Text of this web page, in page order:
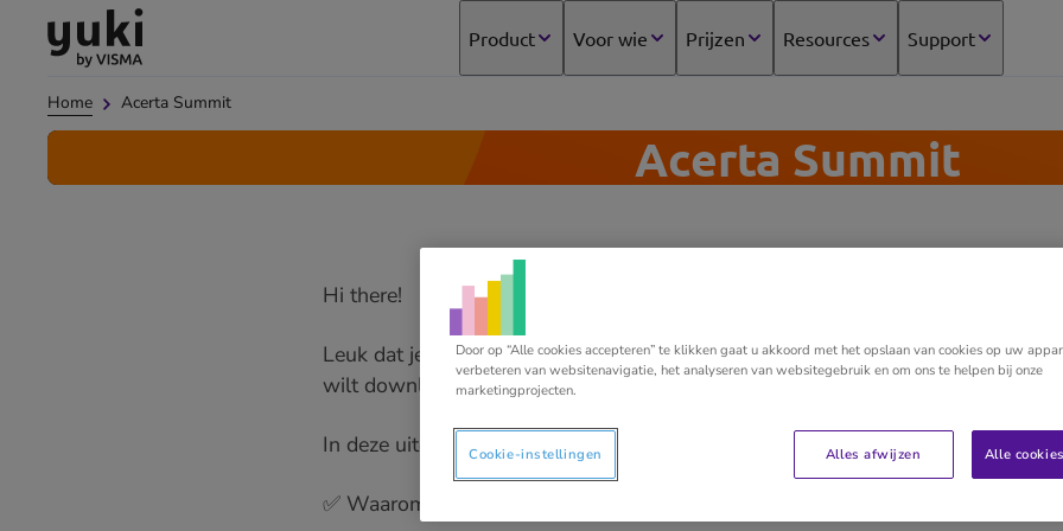
Direct
content
Direct
footer
Ga
naar
homepage
Product Voor wie Prijzen Resources Support
Home Acerta Summit
Acerta Summit
Hi there!
Leuk dat je de presentatie van Carlien, Chief People Officer, en Ignace,
wilt downloaden!
In deze uiteenzetting leer je:
✅ Waarom een geëngageerd team zo belangrijk is.
Door op “Alle cookies accepteren” te klikken gaat u akkoord met het opslaan van cookies op uw
verbeteren van websitenavigatie, het analyseren van websitegebruik en om ons te helpen bij onze
marketingprojecten.
Alles afwijzen Alle
Cookie-instellingen